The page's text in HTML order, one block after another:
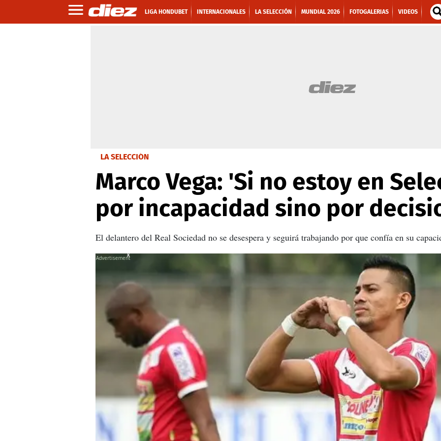
LIGA HONDUBET INTERNACIONALES LA SELECCIÓN MUNDIAL 2026 FOTOGALERIAS VIDEOS
LA SELECCIÓN
Marco Vega: 'Si no estoy en
por incapacidad sino por
El delantero del Real Sociedad no se desespera y seguirá trabajando por que confía en su
X